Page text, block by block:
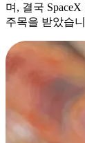
며, 결국
주목을 받았습